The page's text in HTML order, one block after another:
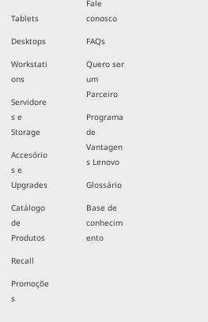
Tablets
Desktops
Workstati
ons
Servidore
s e
Storage
Accesório
s e
Upgrades
Catálogo
de
Produtos
Recall
Promoçõe
s
Fale
conosco
FAQs
Quero ser
um
Parceiro
Programa
de
Vantagen
s Lenovo
Glossário
Base de
conhecim
ento